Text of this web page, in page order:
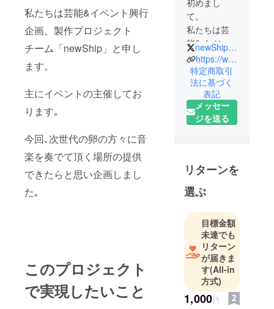
私たちは芸能&イベント興行
企画、製作プロジェクト
チーム「newShip」と申し
ます。
主にイベントの主催してお
ります｡
今回､次世代の卵の方々に音
楽を奏でて頂く場所の提供
できたらと思い企画しまし
た｡
このプロジェクト
で実現したいこと
て。
私たちは芸
能&イベント
興行企画、
製作プロ
ジェクト
チーム
「newShip」
と申しま
トの主催し
ております｡
newShipJP
https://www.newship.net/
特定商取引
法に基づく
表記
メッセー
ジを送る
リターンを
選ぶ
目標金額
未達でも
リターン
が届きま
す(All-in
方式)
1,000円